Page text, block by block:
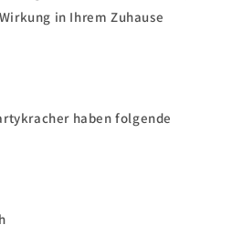
in Ihrem Zuhause
haben folgende